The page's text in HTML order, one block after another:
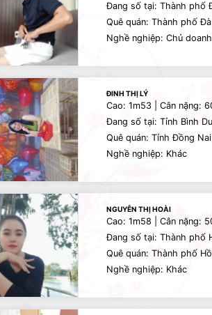
Đang số tại: Thành phố
Quê quán: Thành phố
Nghề nghiệp: Chủ
ĐINH THỊ LÝ
Cao: 1m53 | Cân nặng:
Đang số tại: Tỉnh Bình
Quê quán: Tỉnh Đồng Nai
Nghề nghiệp: Khác
NGUYỄN THỊ HOÀI
Cao: 1m58 | Cân nặng:
Đang số tại: Thành phố
Quê quán: Thành phố
Nghề nghiệp: Khác